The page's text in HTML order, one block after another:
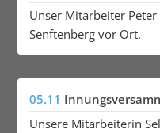
Unser Mitarbeiter
Senftenberg vor Ort.
05.11
Unsere Mitarbeiterin